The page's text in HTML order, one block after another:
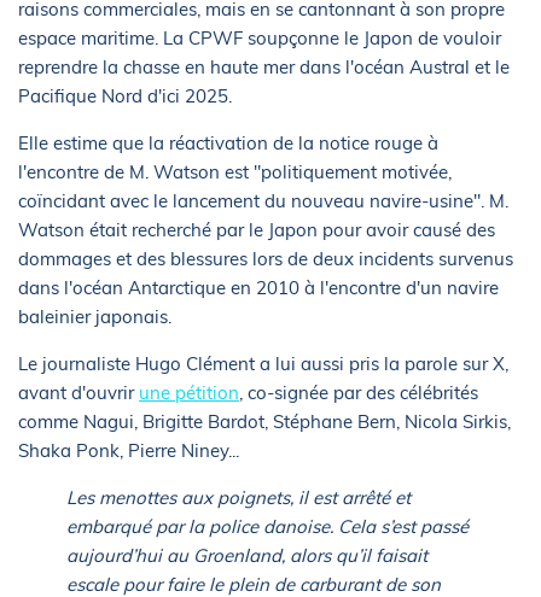
raisons commerciales, mais en se cantonnant à son propre
espace maritime. La CPWF soupçonne le Japon de vouloir
reprendre la chasse en haute mer dans l'océan Austral et le
Pacifique Nord d'ici 2025.
Elle estime que la réactivation de la notice rouge à
l'encontre de M. Watson est "politiquement motivée,
coïncidant avec le lancement du nouveau navire-usine". M.
Watson était recherché par le Japon pour avoir causé des
dommages et des blessures lors de deux incidents survenus
dans l'océan Antarctique en 2010 à l'encontre d'un navire
baleinier japonais.
Le journaliste Hugo Clément a lui aussi pris la parole sur X,
avant d'ouvrir une pétition, co-signée par des célébrités
comme Nagui, Brigitte Bardot, Stéphane Bern, Nicola Sirkis,
Shaka Ponk, Pierre Niney...
Les menottes aux poignets, il est arrêté et
embarqué par la police danoise. Cela s’est passé
aujourd’hui au Groenland, alors qu’il faisait
escale pour faire le plein de carburant de son